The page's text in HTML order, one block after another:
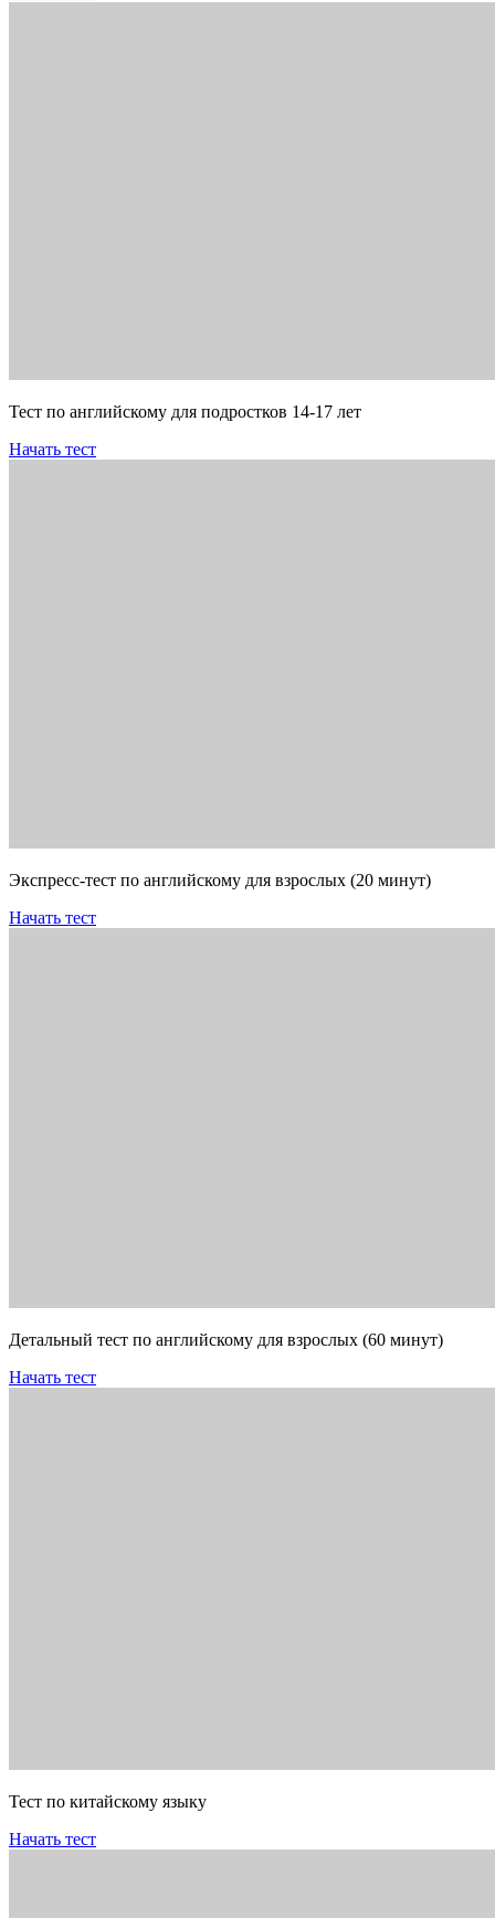
Тест по английскому для подростков 14-17 лет
Начать тест
Экспресс-тест по английскому для взрослых (20 минут)
Начать тест
Детальный тест по английскому для взрослых (60 минут)
Начать тест
Тест по китайскому языку
Начать тест